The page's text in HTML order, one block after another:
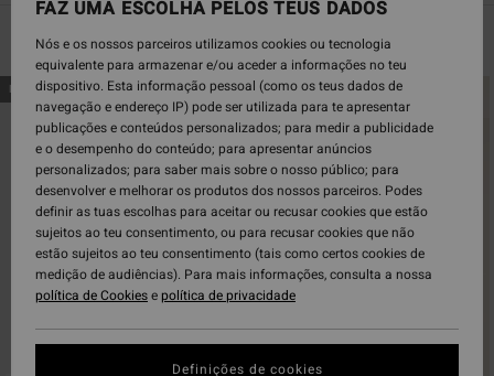
Filtrar e Ordenar
Avançar
para
procurar
critérios
filtragem
Avançar
para
ordenar
NOVO PRODUTO NOVO PRODUTO
FAZ UMA ESCOLHA PELOS TEUS DADOS
Nós e os nossos parceiros utilizamos cookies ou tecnologia
equivalente para armazenar e/ou aceder a informações no teu
dispositivo. Esta informação pessoal (como os teus dados de
navegação e endereço IP) pode ser utilizada para te apresentar
publicações e conteúdos personalizados; para medir a publicidade
e o desempenho do conteúdo; para apresentar anúncios
personalizados; para saber mais sobre o nosso público; para
desenvolver e melhorar os produtos dos nossos parceiros. Podes
definir as tuas escolhas para aceitar ou recusar cookies que estão
sujeitos ao teu consentimento, ou para recusar cookies que não
estão sujeitos ao teu consentimento (tais como certos cookies de
medição de audiências). Para mais informações, consulta a nossa
política de Cookiesepolítica de privacidade
Definições de cookies